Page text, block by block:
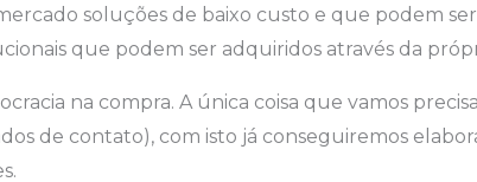
soluções de baixo custo e que podem
que podem ser adquiridos através da
na compra. A única coisa que vamos
de contato), com isto já conseguiremos